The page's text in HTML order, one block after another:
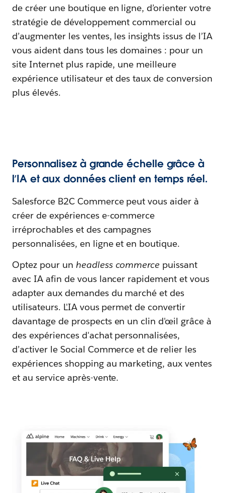
de créer une boutique en ligne, d’orienter votre
stratégie de développement commercial ou
d’augmenter les ventes, les insights issus de l’IA
vous aident dans tous les domaines : pour un
site Internet plus rapide, une meilleure
expérience utilisateur et des taux de conversion
plus élevés.
Personnalisez à grande échelle grâce à
l’IA et aux données client en temps réel.
Salesforce B2C Commerce peut vous aider à
créer de expériences e-commerce
irréprochables et des campagnes
personnalisées, en ligne et en boutique.
Optez pour un headless commerce puissant
avec IA afin de vous lancer rapidement et vous
adapter aux demandes du marché et des
utilisateurs. L'IA vous permet de convertir
davantage de prospects en un clin d'œil grâce à
des expériences d'achat personnalisées,
d’activer le Social Commerce et de relier les
expériences shopping au marketing, aux ventes
et au service après-vente.